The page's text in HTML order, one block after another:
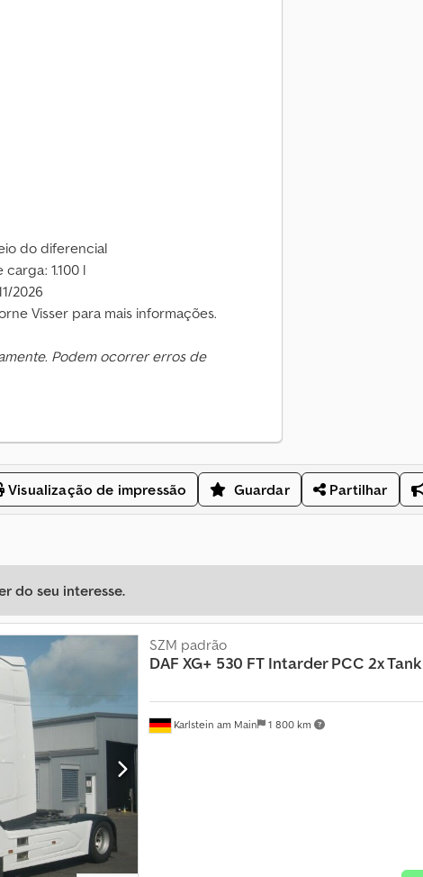
do diferencial
1.100 l
2026
Visser para mais informações.
Podem ocorrer erros de
Visualização de impressão Guardar Partilhar
do seu interesse.
Karlstein am Main 1 800 km
SZM padrão
DAF XG+ 530 FT Intarder PCC 2x Tank